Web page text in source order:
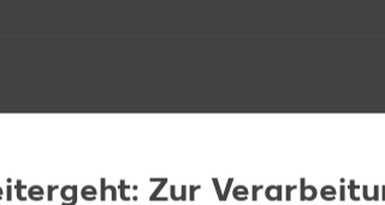
Zur